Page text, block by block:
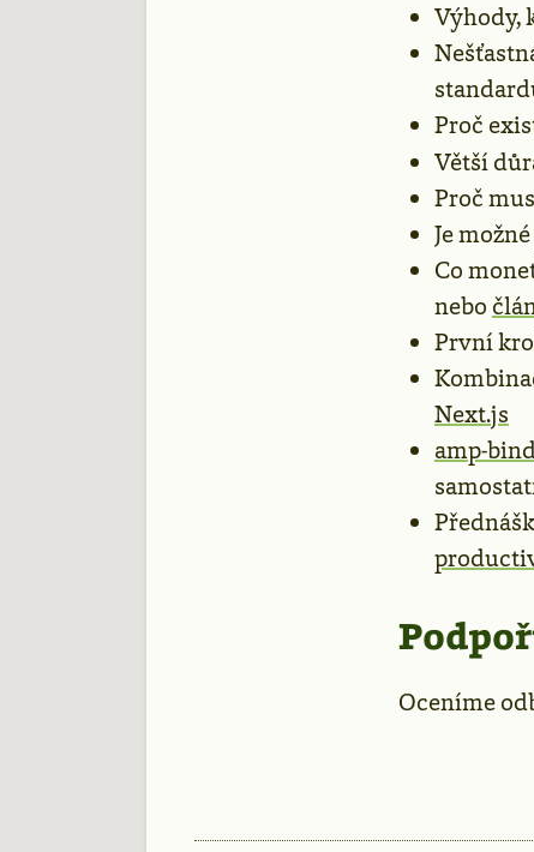
Výhody,
Proč
Větší
Proč
Je
Co
nebo
První
Next.js
amp-
Oceníme